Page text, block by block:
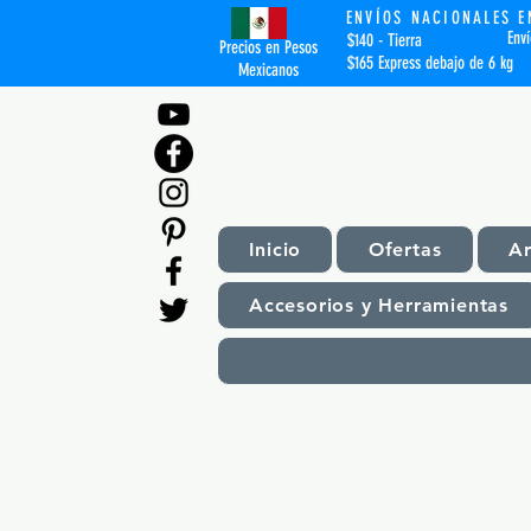
Precios en Pesos
Mexicanos
ENVÍOS NACIONALES
$140 - Tierra
$165 Express debajo de 6 kg
Inicio Ofertas
Accesorios y Herramientas